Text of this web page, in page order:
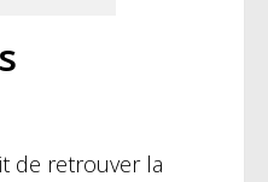
de retrouver la